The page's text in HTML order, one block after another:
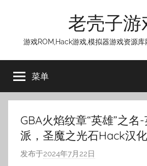
老壳子游
游戏ROM,Hack游戏,模拟器游戏资源
菜单
GBA火焰纹章“英雄”之名
派，圣魔之光石Hack汉化
发布于2024年7月22日